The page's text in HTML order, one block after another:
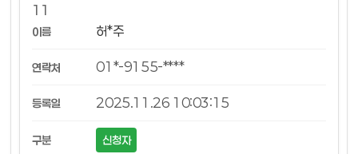
11
허*주
01*-9155-****
2025.11.26 10:03:15
신청자